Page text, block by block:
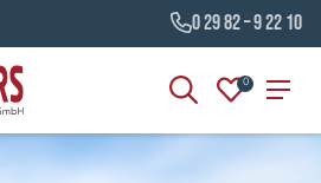
0 29 82 – 9 22 10
0